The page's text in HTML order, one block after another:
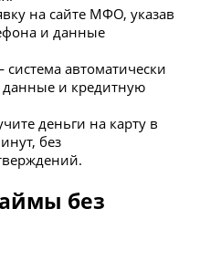
на сайте МФО, указав
и данные
автоматически
и кредитную
деньги на карту в
без
без